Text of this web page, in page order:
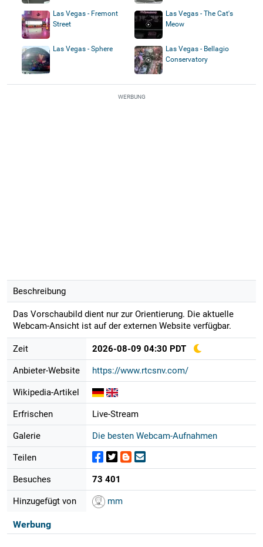
Las Vegas - Fremont
Street
Las Vegas - The Cat's
Meow
Las Vegas - Sphere
Las Vegas - Bellagio
Conservatory
WERBUNG
Beschreibung
Das Vorschaubild dient nur zur Orientierung. Die aktuelle
Webcam-Ansicht ist auf der externen Website verfügbar.
Zeit 2026-08-09 04:30 PDT
Anbieter-Website https://www.rtcsnv.com/
Wikipedia-Artikel
Erfrischen Live-Stream
Galerie Die besten Webcam-Aufnahmen
Teilen
Besuches 73 401
Hinzugefügt von mm
Werbung